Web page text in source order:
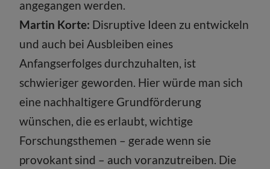
angegangen werden.
Martin Korte: Disruptive Ideen zu entwickeln
und auch bei Ausbleiben eines
Anfangserfolges durchzuhalten, ist
schwieriger geworden. Hier würde man sich
eine nachhaltigere Grundförderung
wünschen, die es erlaubt, wichtige
Forschungsthemen – gerade wenn sie
provokant sind – auch voranzutreiben. Die